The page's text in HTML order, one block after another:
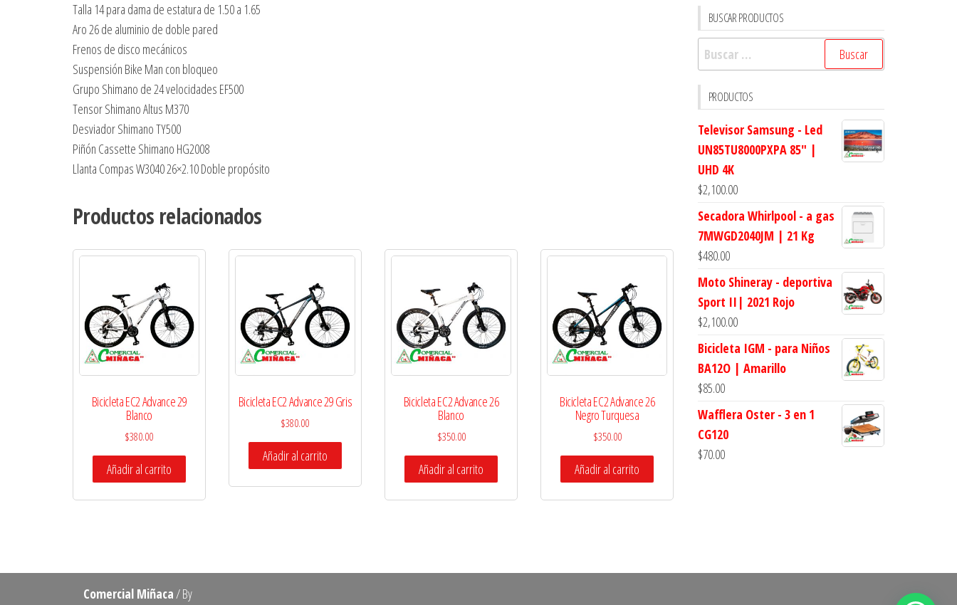
Talla 14 para dama de estatura de 1.50 a 1.65
Aro 26 de aluminio de doble pared
Frenos de disco mecánicos
Suspensión Bike Man con bloqueo
Grupo Shimano de 24 velocidades EF500
Tensor Shimano Altus M370
Desviador Shimano TY500
Piñón Cassette Shimano HG2008
Llanta Compas W3040 26×2.10 Doble propósito
Productos relacionados
Bicicleta EC2 Advance 29
Blanco
$380.00
Añadir al carrito
Bicicleta EC2 Advance 29 Gris
$380.00
Añadir al carrito
Bicicleta EC2 Advance 26
Blanco
$350.00
Añadir al carrito
Bicicleta EC2 Advance 26
Negro Turquesa
$350.00
Añadir al carrito
BUSCAR PRODUCTOS
Buscar:
PRODUCTOS
Televisor Samsung - Led
UN85TU8000PXPA 85" |
UHD 4K
$2,100.00
Secadora Whirlpool - a gas
7MWGD2040JM | 21 Kg
$480.00
Moto Shineray - deportiva
Sport II| 2021 Rojo
$2,100.00
Bicicleta IGM - para Niños
BA12O | Amarillo
$85.00
Wafflera Oster - 3 en 1
CG120
$70.00
Comercial Miñaca / By